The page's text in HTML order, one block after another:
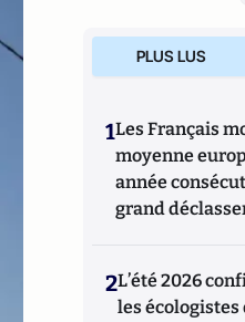
PLUS LUS
1Les Français
moyenne
année
grand
2L’été 2026
les